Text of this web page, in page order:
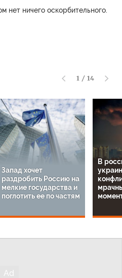
нет ничего оскорбительного.
1 / 14
Запад хочет
раздробить Россию на
мелкие государства и
поглотить ее по частям
В